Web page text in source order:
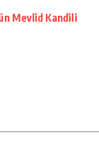
Mevlid Kandili